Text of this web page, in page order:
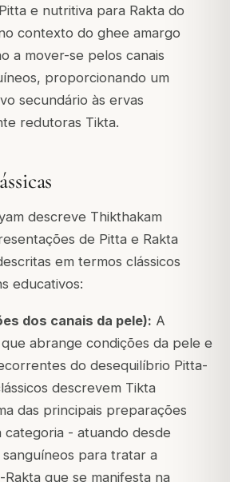
e nutritiva para Rakta do
contexto do ghee amargo
a mover-se pelos canais
proporcionando um
secundário às ervas
redutoras Tikta.
descreve Thikthakam
de Pitta e Rakta
em termos clássicos
educativos:
dos canais da pele): A
abrange condições da pele e
do desequilíbrio Pitta-
descrevem Tikta
das principais preparações
categoria - atuando desde
para tratar a
Rakta que se manifesta na